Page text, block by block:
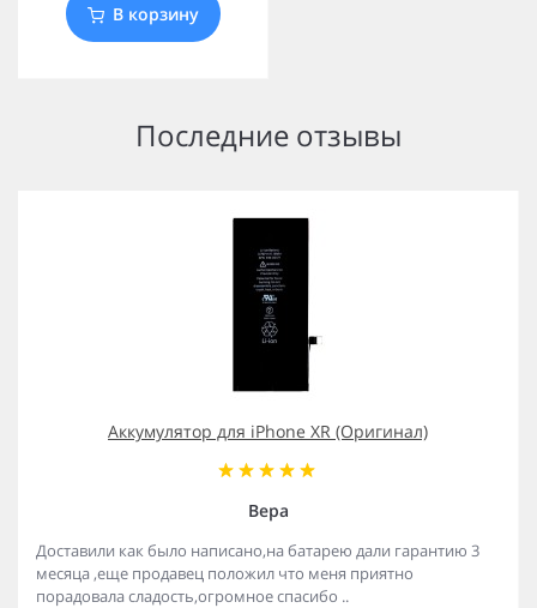
В корзину
Последние отзывы
Аккумулятор для iPhone XR (Оригинал)
Вера
Доставили как было написано,на батарею дали гарантию 3
месяца ,еще продавец положил что меня приятно
порадовала сладость,огромное спасибо ..